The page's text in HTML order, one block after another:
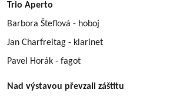
Trio Aperto
Barbora Šteflová - hoboj
Jan Charfreitag - klarinet
Pavel Horák - fagot
Nad výstavou převzali záštitu